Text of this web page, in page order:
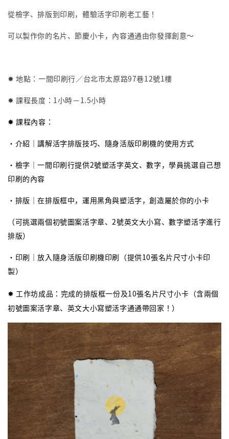
從檢字、排版到印刷，體驗活字印刷老工藝！
可以製作你的名片、節慶小卡，內容通通由你發揮創意～
✸ 地點：一間印刷行／台北市太原路97巷12號1樓
✸ 課程長度：1小時－1.5小時
✸ 課程內容：
・介紹｜講解活字排版技巧、隨身活版印刷機的使用方式
・檢字｜一間印刷行提供2號塑活字英文、數字，學員挑選自己想
印刷的內容
・排版｜在排版框中，運用黑角與塑活字，創造屬於你的小卡
（可挑選兩個初號圖案活字章、2號英文大小寫、數字塑活字進行
排版）
・印刷｜放入隨身活版印刷機印刷（提供10張名片尺寸小卡印
製）
✸ 工作坊成品：完成的排版框一份及10張名片尺寸小卡（含兩個
初號圖案活字章、英文大小寫塑活字通通帶回家！）